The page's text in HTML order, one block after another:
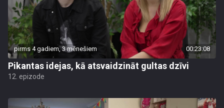
pirms 4 gadiem, 3 mēnešiem 00:23:08
Pikantas idejas, kā atsvaidzināt gultas dzīvi
12. epizode